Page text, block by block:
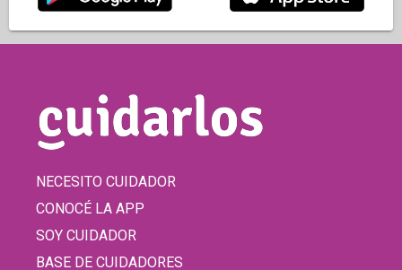
NECESITO CUIDADOR
CONOCÉ LA APP
SOY CUIDADOR
BASE DE CUIDADORES